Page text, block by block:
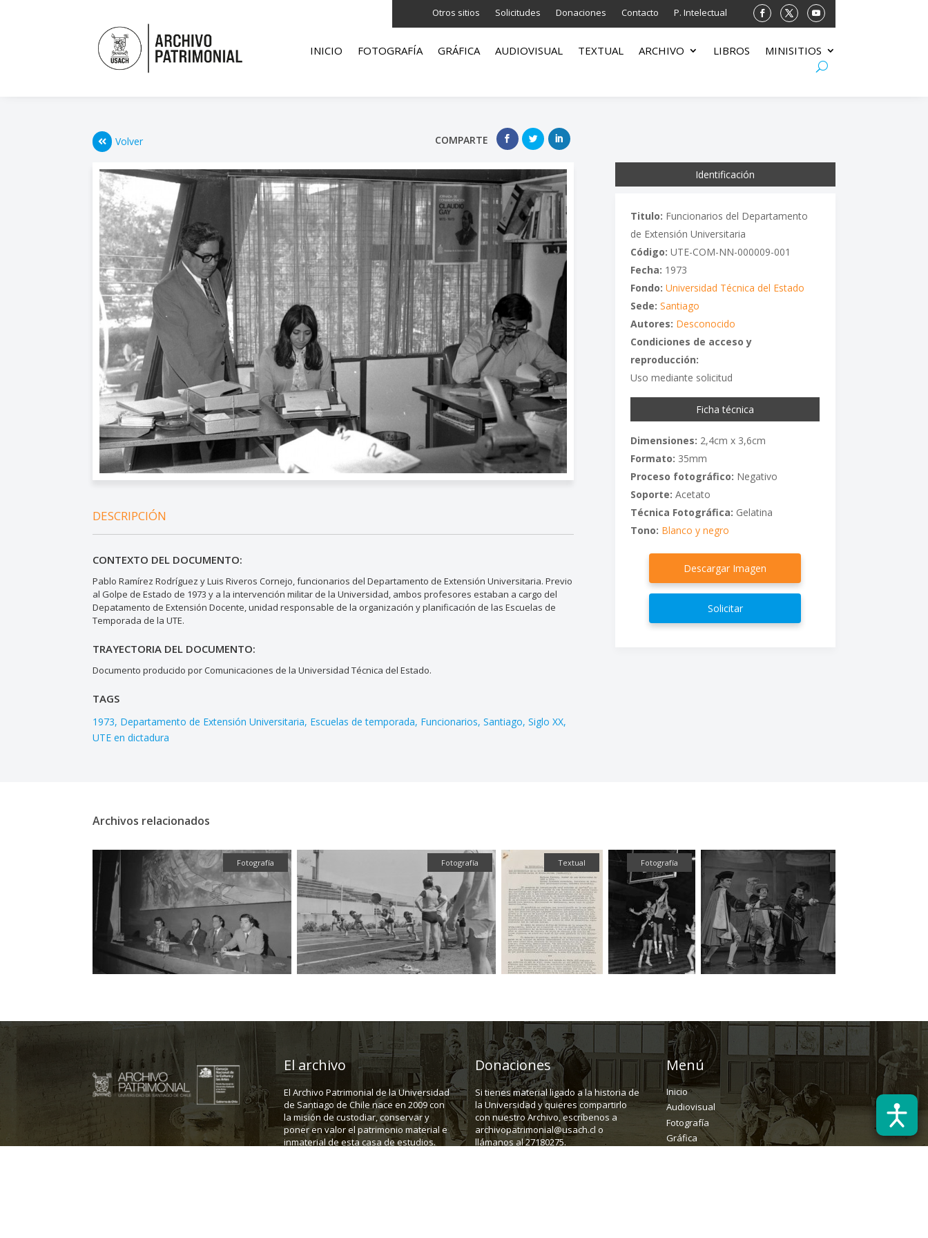
Otros sitios Solicitudes Donaciones Contacto P. Intelectual
INICIO FOTOGRAFÍA GRÁFICA AUDIOVISUAL TEXTUAL ARCHIVO LIBROS MINISITIOS
Volver COMPARTE
DESCRIPCIÓN
CONTEXTO DEL DOCUMENTO:
Pablo Ramírez Rodríguez y Luis Riveros Cornejo, funcionarios del Departamento de Extensión Universitaria. Previo
al Golpe de Estado de 1973 y a la intervención militar de la Universidad, ambos profesores estaban a cargo del
Depatamento de Extensión Docente, unidad responsable de la organización y planificación de las Escuelas de
Temporada de la UTE.
TRAYECTORIA DEL DOCUMENTO:
Documento producido por Comunicaciones de la Universidad Técnica del Estado.
TAGS
1973 Departamento de Extensión Universitaria Escuelas de temporada Funcionarios Santiago Siglo XX
UTE en dictadura
Identificación
Titulo: Funcionarios del Departamento
de Extensión Universitaria
Código: UTE-COM-NN-000009-001
Fecha: 1973
Fondo: Universidad Técnica del Estado
Sede: Santiago
Autores: Desconocido
Condiciones de acceso y
reproducción:
Uso mediante solicitud
Ficha técnica
Dimensiones: 2,4cm x 3,6cm
Formato: 35mm
Proceso fotográfico: Negativo
Soporte: Acetato
Técnica Fotográfica: Gelatina
Tono: Blanco y negro
Descargar Imagen
Solicitar
Archivos relacionados
Fotografía Fotografía Textual Fotografía
El archivo
El Archivo Patrimonial de la Universidad
de Santiago de Chile nace en 2009 con
la misión de custodiar, conservar y
poner en valor el patrimonio material e
inmaterial de esta casa de estudios.
Donaciones
Si tienes material ligado a la historia de
la Universidad y quieres compartirlo
con nuestro Archivo, escríbenos a
archivopatrimonial@usach.cl o
llámanos al 27180275.
Menú
Inicio
Audiovisual
Fotografía
Gráfica